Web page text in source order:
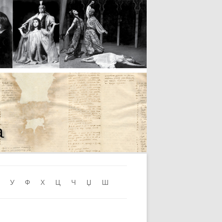
У Ф Х Ц Ч Џ Ш